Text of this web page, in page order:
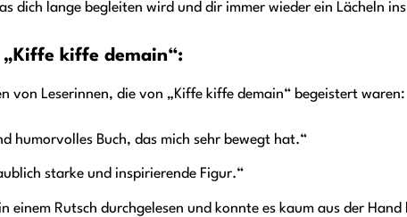
dich lange begleiten wird und dir immer wieder ein Lächeln
„Kiffe kiffe demain“:
von Leserinnen, die von „Kiffe kiffe demain“ begeistert waren:
humorvolles Buch, das mich sehr bewegt hat.“
starke und inspirierende Figur.“
einem Rutsch durchgelesen und konnte es kaum aus der Hand